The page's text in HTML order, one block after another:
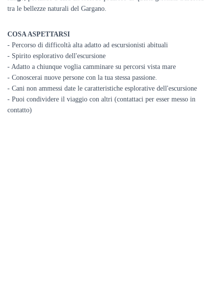
tra le bellezze naturali del Gargano.
COSA ASPETTARSI
- Percorso di difficoltà alta adatto ad escursionisti abituali
- Spirito esplorativo dell'escursione
- Adatto a chiunque voglia camminare su percorsi vista mare
- Conoscerai nuove persone con la tua stessa passione.
- Cani non ammessi date le caratteristiche esplorative dell'escursione
- Puoi condividere il viaggio con altri (contattaci per esser messo in
contatto)